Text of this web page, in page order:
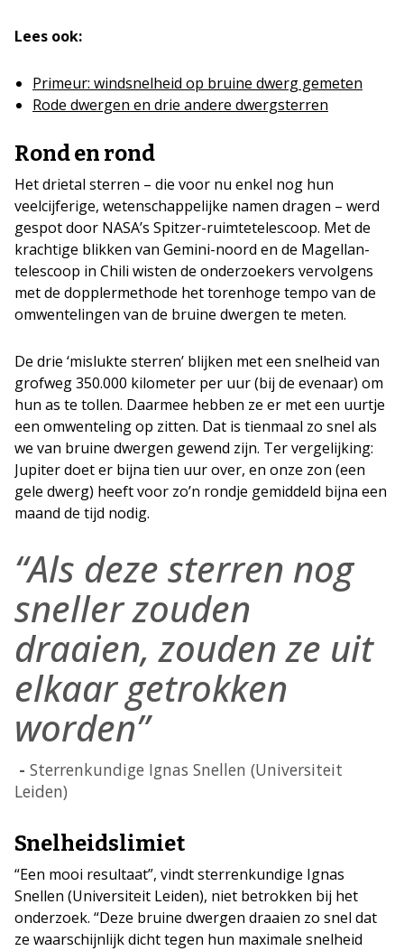
Lees ook:
Primeur: windsnelheid op bruine dwerg gemeten
Rode dwergen en drie andere dwergsterren
Rond en rond
Het drietal sterren – die voor nu enkel nog hun
veelcijferige, wetenschappelijke namen dragen – werd
gespot door NASA’s Spitzer-ruimtetelescoop. Met de
krachtige blikken van Gemini-noord en de Magellan-
telescoop in Chili wisten de onderzoekers vervolgens
met de dopplermethode het torenhoge tempo van de
omwentelingen van de bruine dwergen te meten.
De drie ‘mislukte sterren’ blijken met een snelheid van
grofweg 350.000 kilometer per uur (bij de evenaar) om
hun as te tollen. Daarmee hebben ze er met een uurtje
een omwenteling op zitten. Dat is tienmaal zo snel als
we van bruine dwergen gewend zijn. Ter vergelijking:
Jupiter doet er bijna tien uur over, en onze zon (een
gele dwerg) heeft voor zo’n rondje gemiddeld bijna een
maand de tijd nodig.
“Als deze sterren nog
sneller zouden
draaien, zouden ze uit
elkaar getrokken
worden”
Sterrenkundige Ignas Snellen (Universiteit
Leiden)
Snelheidslimiet
“Een mooi resultaat”, vindt sterrenkundige Ignas
Snellen (Universiteit Leiden), niet betrokken bij het
onderzoek. “Deze bruine dwergen draaien zo snel dat
ze waarschijnlijk dicht tegen hun maximale snelheid